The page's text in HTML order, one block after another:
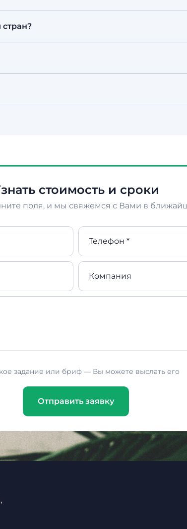
стран?
Процесс полностью дистанционный
нужно. А если вы в Алматы — будем рады
с компаниями, и с ИП, и с физлицами.
стоимость и сроки
поля, и мы свяжемся с Вами в
Телефон *
Компания
задание или бриф — Вы можете выслать его
Отправить заявку